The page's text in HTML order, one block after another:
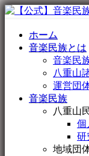
ホーム
音楽民族とは
音楽民
八重山
運営団
音楽民族
八重山
個
研
地域団